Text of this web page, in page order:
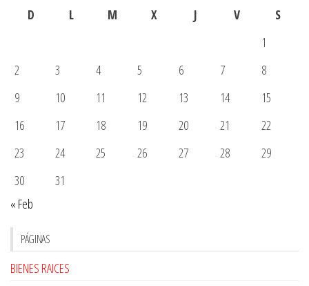
D
L M X J V
S
1
2
3 4 5 6 7
8
9
10 11 12 13 14
15
16
17 18 19 20 21
22
23
24 25 26 27 28
29
30
31
« Feb
PÁGINAS
BIENES RAICES